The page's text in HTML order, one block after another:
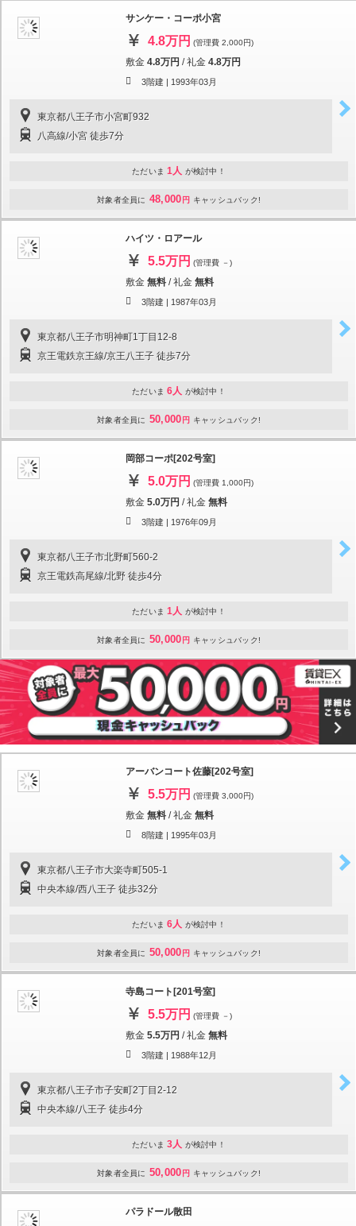
サンケー・コーポ小宮
4.8万円 (管理費 2,000円)
敷金 4.8万円 /礼金 4.8万円
3階建 | 1993年03月
東京都八王子市小宮町932
八高線/小宮 徒歩7分
ただいま 1人 が検討中！
対象者全員に 48,000 円 キャッシュバック!
ハイツ・ロアール
5.5万円 (管理費 －)
敷金 無料 /礼金 無料
3階建 | 1987年03月
東京都八王子市明神町1丁目12-8
京王電鉄京王線/京王八王子 徒歩7分
ただいま 6人 が検討中！
対象者全員に 50,000 円 キャッシュバック!
岡部コーポ[202号室]
5.0万円 (管理費 1,000円)
敷金 5.0万円 /礼金 無料
3階建 | 1976年09月
東京都八王子市北野町560-2
京王電鉄高尾線/北野 徒歩4分
ただいま 1人 が検討中！
対象者全員に 50,000 円 キャッシュバック!
アーバンコート佐藤[202号室]
5.5万円 (管理費 3,000円)
敷金 無料 /礼金 無料
8階建 | 1995年03月
東京都八王子市大楽寺町505-1
中央本線/西八王子 徒歩32分
ただいま 6人 が検討中！
対象者全員に 50,000 円 キャッシュバック!
寺島コート[201号室]
5.5万円 (管理費 －)
敷金 5.5万円 /礼金 無料
3階建 | 1988年12月
東京都八王子市子安町2丁目2-12
中央本線/八王子 徒歩4分
ただいま 3人 が検討中！
対象者全員に 50,000 円 キャッシュバック!
パラドール散田